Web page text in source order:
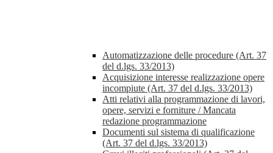
Automatizzazione delle procedure (Art. 37
del d.lgs. 33/2013)
Acquisizione interesse realizzazione opere
incompiute (Art. 37 del d.lgs. 33/2013)
Atti relativi alla programmazione di lavori,
opere, servizi e forniture / Mancata
redazione programmazione
Documenti sul sistema di qualificazione
(Art. 37 del d.lgs. 33/2013)